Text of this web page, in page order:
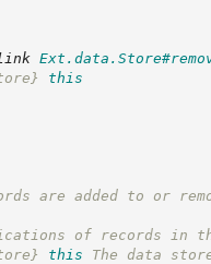
this
added to or
of records in
this
The data